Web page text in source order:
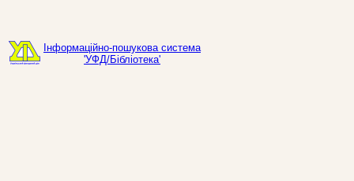
Інформаційно-пошукова система
'УФД/Бібліотека'